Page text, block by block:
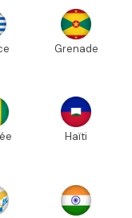
Grenade
Haïti